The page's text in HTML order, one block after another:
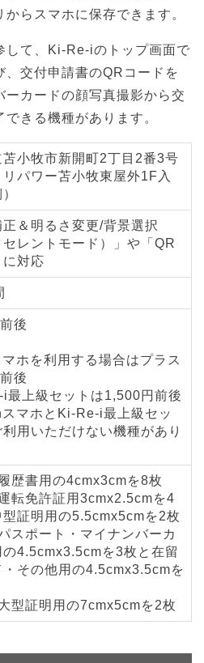
らスマホに保存できます。
して、Ki-Re-iのトップ画面で
、交付申請書のQRコードを
ーカードの顔写真撮影から交
きる機種があります。
苫小牧市新開町2丁目2番3号
リパワー苫小牧東屋外1F入
正＆明るさ変更/背景選択
セレントモード）」や「QR
対応
後
ホを利用する場合はプラス
後
i最上級セットは1,500円前後
マホとKi-Re-i最上級セッ
利用いただけない機種があり
履歴書用の4cmx3cmを8枚
運転免許証用3cmx2.5cmを4
型証明用の5.5cmx5cmを2枚
スポート・マイナンバーカ
の4.5cmx3.5cmを3枚と在留
・その他用の4.5cmx3.5cmを
大型証明用の7cmx5cmを2枚